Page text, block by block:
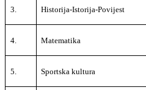
3. Historija-Istorija-Povijest
4. Matematika
5. Sportska kultura